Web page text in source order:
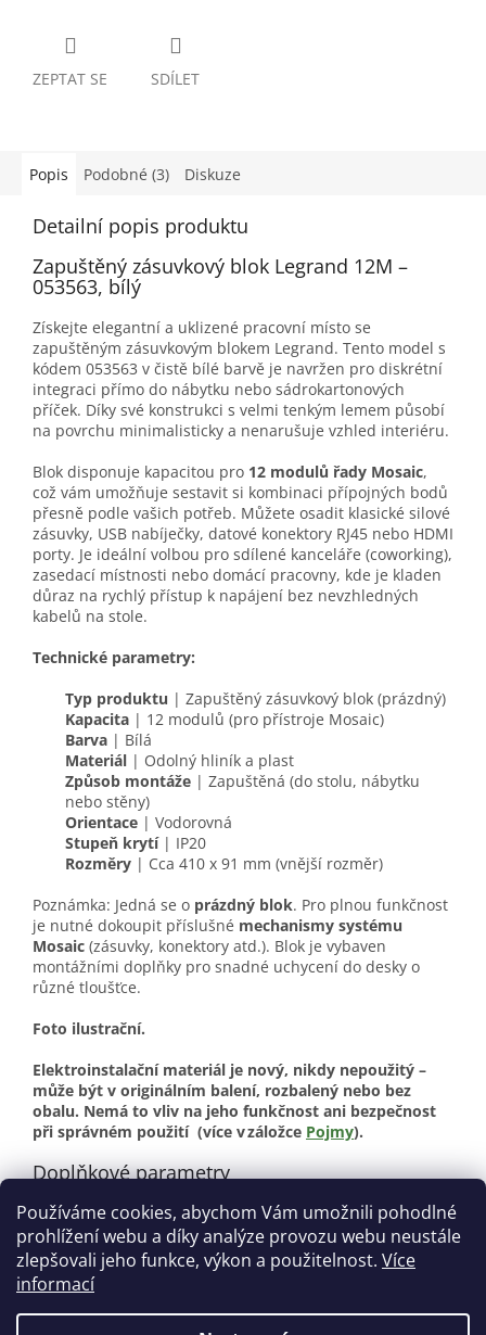
Používáme cookies, abychom Vám umožnili pohodlné
prohlížení webu a díky analýze provozu webu neustále
zlepšovali jeho funkce, výkon a použitelnost. Více
informací
ZEPTAT SE SDÍLET
Popis Podobné (3) Diskuze
Detailní popis produktu
Zapuštěný zásuvkový blok Legrand 12M –
053563, bílý
Získejte elegantní a uklizené pracovní místo se
zapuštěným zásuvkovým blokem Legrand. Tento model s
kódem 053563 v čistě bílé barvě je navržen pro diskrétní
integraci přímo do nábytku nebo sádrokartonových
příček. Díky své konstrukci s velmi tenkým lemem působí
na povrchu minimalisticky a nenarušuje vzhled interiéru.
Blok disponuje kapacitou pro 12 modulů řady Mosaic,
což vám umožňuje sestavit si kombinaci přípojných bodů
přesně podle vašich potřeb. Můžete osadit klasické silové
zásuvky, USB nabíječky, datové konektory RJ45 nebo HDMI
porty. Je ideální volbou pro sdílené kanceláře (coworking),
zasedací místnosti nebo domácí pracovny, kde je kladen
důraz na rychlý přístup k napájení bez nevzhledných
kabelů na stole.
Technické parametry:
Typ produktu | Zapuštěný zásuvkový blok (prázdný)
Kapacita | 12 modulů (pro přístroje Mosaic)
Barva | Bílá
Materiál | Odolný hliník a plast
Způsob montáže | Zapuštěná (do stolu, nábytku
nebo stěny)
Orientace | Vodorovná
Stupeň krytí| IP20
Rozměry | Cca 410 x 91 mm (vnější rozměr)
Poznámka: Jedná se o prázdný blok. Pro plnou funkčnost
je nutné dokoupit příslušné mechanismy systému
Mosaic (zásuvky, konektory atd.). Blok je vybaven
montážními doplňky pro snadné uchycení do desky o
různé tloušťce.
Foto ilustrační.
Elektroinstalační materiál je nový, nikdy nepoužitý –
může být v originálním balení, rozbalený nebo bez
obalu. Nemá to vliv na jeho funkčnost ani bezpečnost
při správném použití (více v záložce Pojmy).
Doplňkové parametry
Kategorie: Elektroinstalační materiál
Stav: Nové